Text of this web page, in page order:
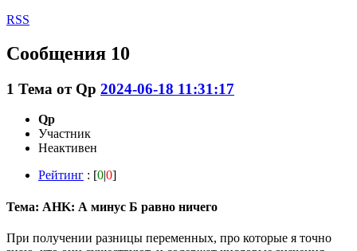
RSS
Сообщения 10
1 Тема от Qp 2024-06-18 11:31:17
Qp
Участник
Неактивен
Рейтинг : [0|0]
Тема: AHK: А минус Б равно ничего
При получении разницы переменных, про которые я точно